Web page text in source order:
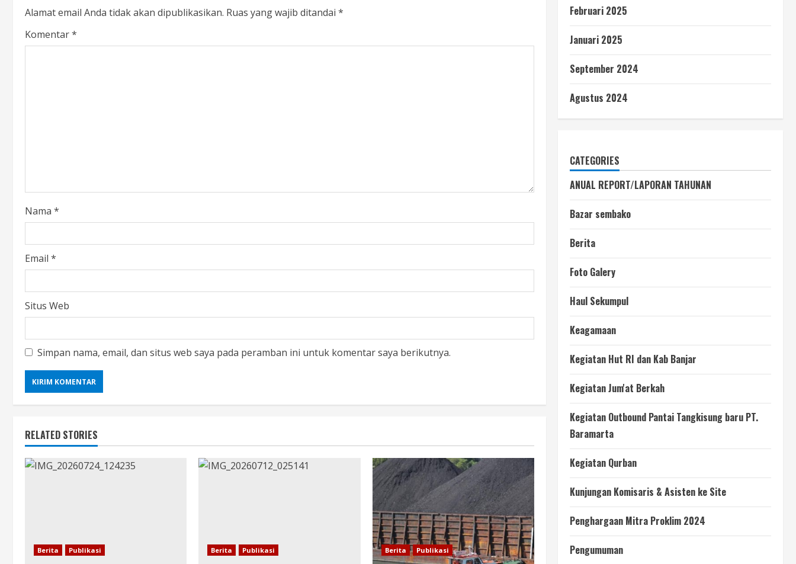
Alamat email Anda tidak akan dipublikasikan. Ruas yang wajib ditandai *
Komentar*
Nama *
Email *
Situs Web
Simpan nama, email, dan situs web saya pada peramban ini untuk komentar saya berikutnya.
RELATED STORIES
Berita Publikasi Berita Publikasi Berita Publikasi
Februari 2025
Januari 2025
September 2024
Agustus 2024
CATEGORIES
ANUAL REPORT/LAPORAN TAHUNAN
Bazar sembako
Berita
Foto Galery
Haul Sekumpul
Keagamaan
Kegiatan Hut RI dan Kab Banjar
Kegiatan Jum'at Berkah
Kegiatan Outbound Pantai Tangkisung baru PT.
Baramarta
Kegiatan Qurban
Kunjungan Komisaris & Asisten ke Site
Penghargaan Mitra Proklim 2024
Pengumuman